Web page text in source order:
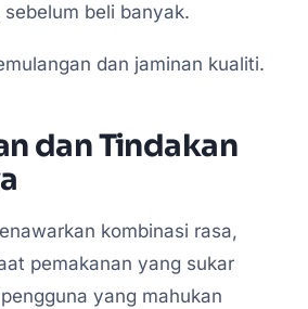
beli banyak.
dan jaminan kualiti.
dan Tindakan
kombinasi rasa,
pemakanan yang sukar
yang mahukan